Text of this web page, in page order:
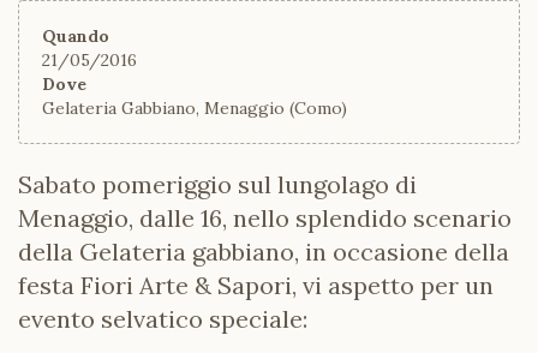
Quando
21/05/2016
Dove
Gelateria Gabbiano, Menaggio (Como)
Sabato pomeriggio sul lungolago di
Menaggio, dalle 16, nello splendido scenario
della Gelateria gabbiano, in occasione della
festa Fiori Arte & Sapori, vi aspetto per un
evento selvatico speciale: